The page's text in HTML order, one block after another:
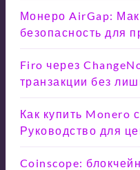
Монеро AirGap:
безопасность для
Firo через
транзакции без
Как купить Monero
Руководство для
Coinscope: